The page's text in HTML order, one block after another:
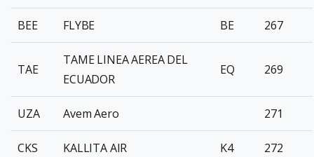
BEE FLYBE BE 267
TAE
TAME LINEA AEREA DEL
ECUADOR
EQ 269
UZA Avem Aero 271
CKS KALLITA AIR K4 272